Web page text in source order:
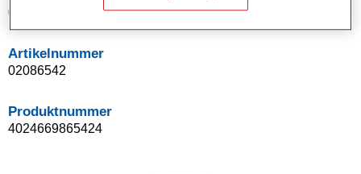
0.1LT
Artikelnummer
02086542
Produktnummer
4024669865424